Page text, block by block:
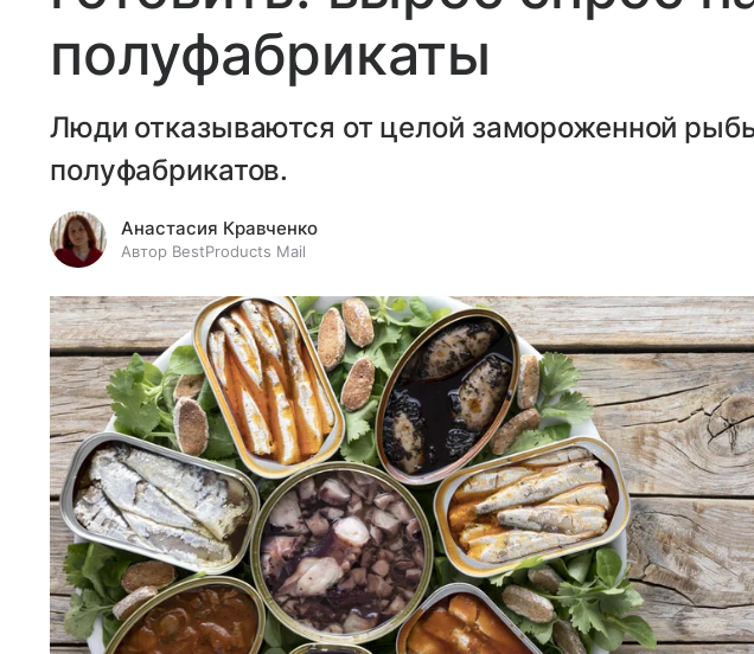
полуфабрикаты
Люди отказываются от целой замороженной
полуфабрикатов.
Анастасия Кравченко
Автор BestProducts Mail